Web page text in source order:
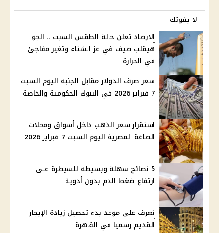
لا يفوتك
الارصاد تعلن حالة الطقس السبت .. الجو
هيقلب صيف في عز الشتاء وتغير مفاجئ
في الحرارة
سعر صرف الدولار مقابل الجنيه اليوم السبت
7 فبراير 2026 في البنوك الحكومية والخاصة
استقرار سعر الذهب داخل أسواق ومحلات
الصاغة المصرية اليوم السبت 7 فبراير 2026
5 نصائح سهلة وبسيطه للسيطرة على
ارتفاع ضغط الدم بدون أدوية
تعرف على موعد بدء تحصيل زيادة الإيجار
القديم رسميا في القاهرة